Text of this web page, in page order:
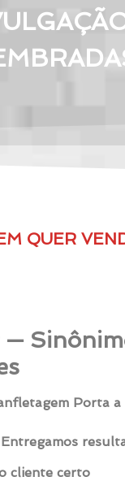
QUER
Porta
Entregamos
cliente certo